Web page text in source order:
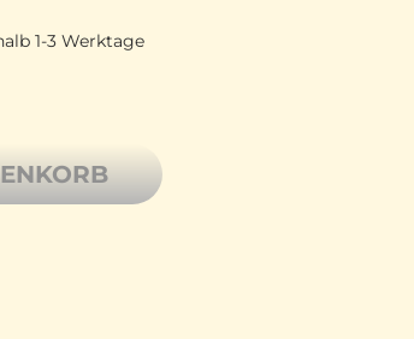
1-3 Werktage
Merino superfine 44 Pfirsich Menge